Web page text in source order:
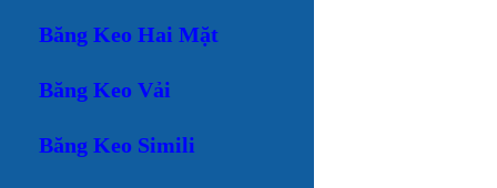
Băng Keo Hai Mặt
Băng Keo Vải
Băng Keo Simili